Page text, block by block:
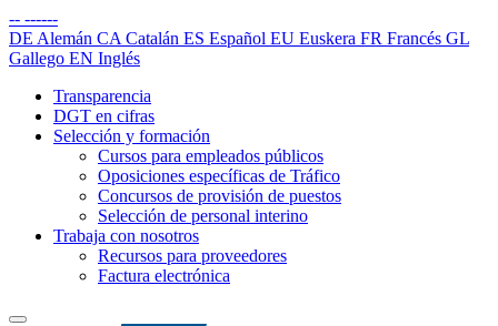
-- ------
DE Alemán CA Catalán ES Español EU Euskera FR Francés GL
Gallego EN Inglés
Transparencia
DGT en cifras
Selección y formación
Cursos para empleados públicos
Oposiciones específicas de Tráfico
Concursos de provisión de puestos
Selección de personal interino
Trabaja con nosotros
Recursos para proveedores
Factura electrónica